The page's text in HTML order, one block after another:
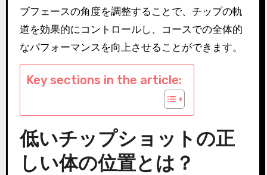
ブフェースの角度を調整することで、チップの軌
道を効果的にコントロールし、コースでの全体的
なパフォーマンスを向上させることができます。
Key sections in the article:
低いチップショットの正
しい体の位置とは？